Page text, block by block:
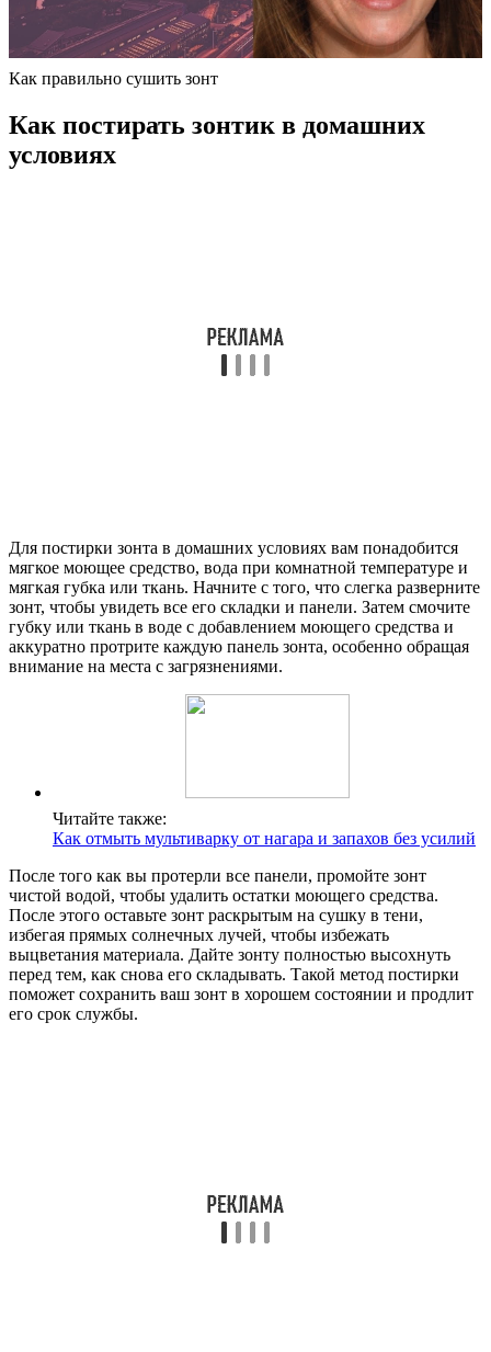
Как правильно сушить зонт
Как постирать зонтик в домашних
условиях
Для постирки зонта в домашних условиях вам понадобится
мягкое моющее средство, вода при комнатной температуре и
мягкая губка или ткань. Начните с того, что слегка разверните
зонт, чтобы увидеть все его складки и панели. Затем смочите
губку или ткань в воде с добавлением моющего средства и
аккуратно протрите каждую панель зонта, особенно обращая
внимание на места с загрязнениями.
Читайте также:
Как отмыть мультиварку от нагара и запахов без усилий
После того как вы протерли все панели, промойте зонт
чистой водой, чтобы удалить остатки моющего средства.
После этого оставьте зонт раскрытым на сушку в тени,
избегая прямых солнечных лучей, чтобы избежать
выцветания материала. Дайте зонту полностью высохнуть
перед тем, как снова его складывать. Такой метод постирки
поможет сохранить ваш зонт в хорошем состоянии и продлит
его срок службы.